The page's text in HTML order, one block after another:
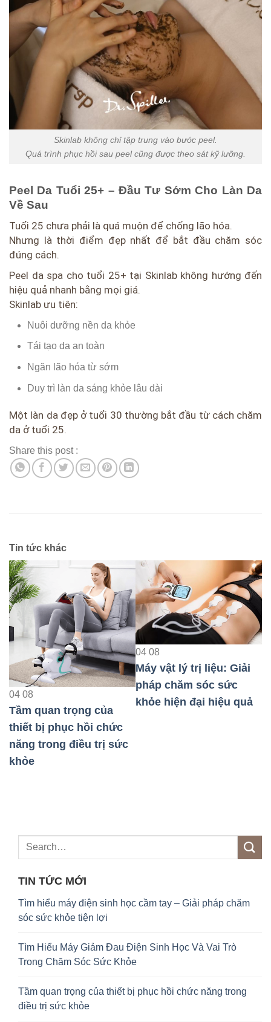
Skinlab không chỉ tập trung vào bước peel.
Quá trình phục hồi sau peel cũng được theo sát kỹ lưỡng.
Peel Da Tuổi 25+ – Đầu Tư Sớm Cho Làn Da
Về Sau
Tuổi 25 chưa phải là quá muộn để chống lão hóa.
Nhưng là thời điểm đẹp nhất để bắt đầu chăm sóc
đúng cách.
Peel da spa cho tuổi 25+ tại Skinlab không hướng đến
hiệu quả nhanh bằng mọi giá.
Skinlab ưu tiên:
Nuôi dưỡng nền da khỏe
Tái tạo da an toàn
Ngăn lão hóa từ sớm
Duy trì làn da sáng khỏe lâu dài
Một làn da đẹp ở tuổi 30 thường bắt đầu từ cách chăm
da ở tuổi 25.
Share this post :
Tin tức khác
04 08
Tầm quan trọng của
thiết bị phục hồi chức
năng trong điều trị sức
khỏe
04 08
Máy vật lý trị liệu: Giải
pháp chăm sóc sức
khỏe hiện đại hiệu quả
TIN TỨC MỚI
Tìm hiểu máy điện sinh học cầm tay – Giải pháp chăm
sóc sức khỏe tiện lợi
Tìm Hiểu Máy Giảm Đau Điện Sinh Học Và Vai Trò
Trong Chăm Sóc Sức Khỏe
Tầm quan trọng của thiết bị phục hồi chức năng trong
điều trị sức khỏe